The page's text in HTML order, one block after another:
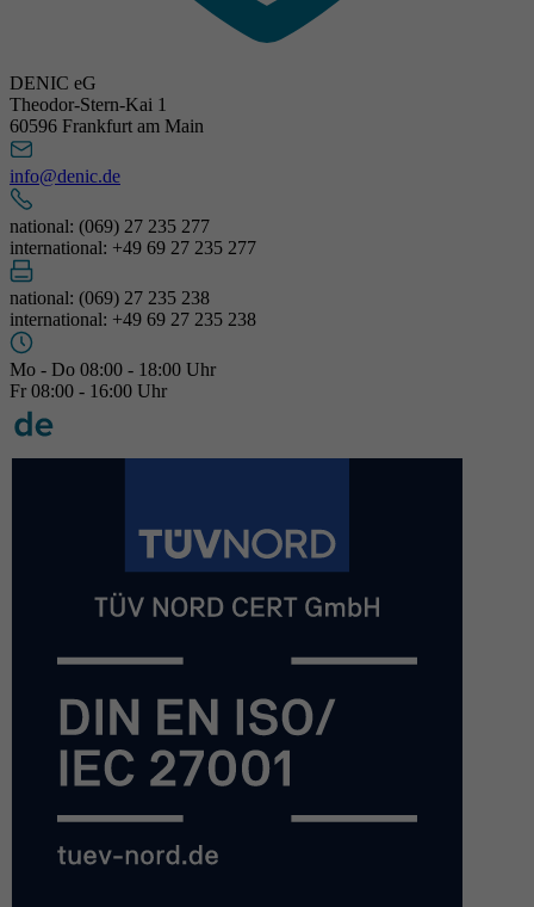
DENIC eG
Theodor-Stern-Kai 1
60596 Frankfurt am Main
info@denic.de
national: (069) 27 235 277
international: +49 69 27 235 277
national: (069) 27 235 238
international: +49 69 27 235 238
Mo - Do 08:00 - 18:00 Uhr
Fr 08:00 - 16:00 Uhr